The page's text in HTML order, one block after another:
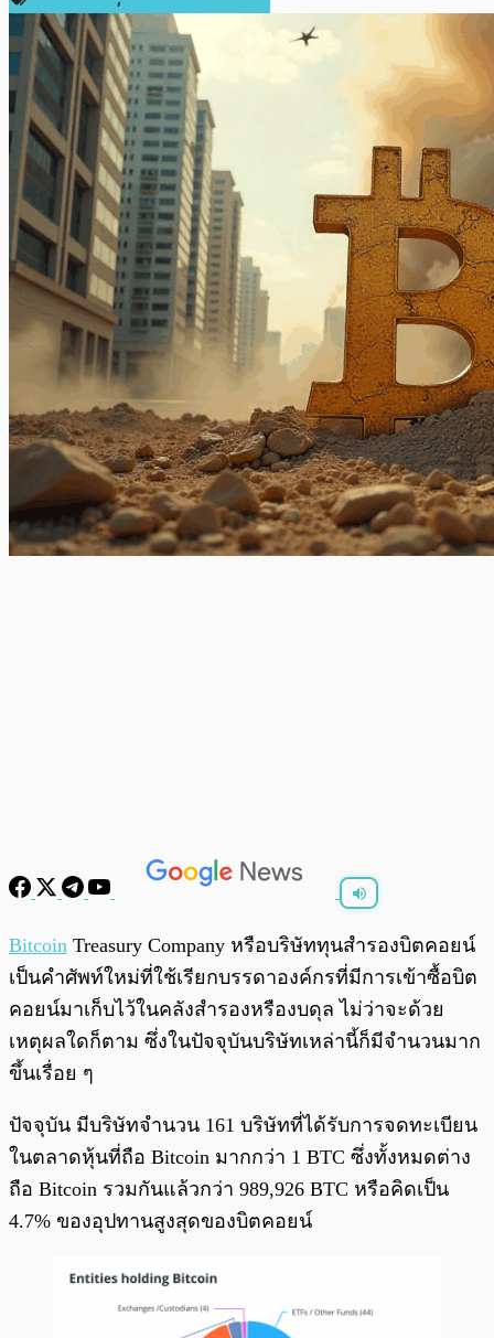
/
Bitcoin Treasury Company หรือบริษัททุนสำรองบิตคอยน์
เป็นคำศัพท์ใหม่ที่ใช้เรียกบรรดาองค์กรที่มีการเข้าซื้อบิต
คอยน์มาเก็บไว้ในคลังสำรองหรืองบดุล ไม่ว่าจะด้วย
เหตุผลใดก็ตาม ซึ่งในปัจจุบันบริษัทเหล่านี้ก็มีจำนวนมาก
ขึ้นเรื่อย ๆ
ปัจจุบัน มีบริษัทจำนวน 161 บริษัทที่ได้รับการจดทะเบียน
ในตลาดหุ้นที่ถือ Bitcoin มากกว่า 1 BTC ซึ่งทั้งหมดต่าง
ถือ Bitcoin รวมกันแล้วกว่า 989,926 BTC หรือคิดเป็น
4.7% ของอุปทานสูงสุดของบิตคอยน์